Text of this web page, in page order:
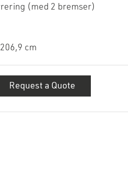
(med 2 bremser)
cm
Request a Quote